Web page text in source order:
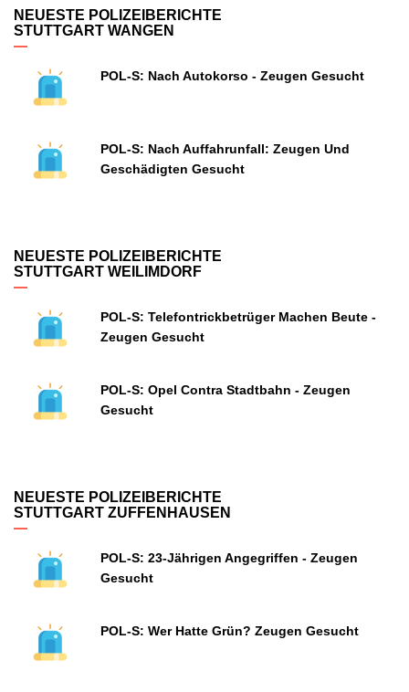
NEUESTE POLIZEIBERICHTE
STUTTGART WANGEN
POL-S: Nach Autokorso - Zeugen Gesucht
POL-S: Nach Auffahrunfall: Zeugen Und
Geschädigten Gesucht
NEUESTE POLIZEIBERICHTE
STUTTGART WEILIMDORF
POL-S: Telefontrickbetrüger Machen Beute -
Zeugen Gesucht
POL-S: Opel Contra Stadtbahn - Zeugen
Gesucht
NEUESTE POLIZEIBERICHTE
STUTTGART ZUFFENHAUSEN
POL-S: 23-Jährigen Angegriffen - Zeugen
Gesucht
POL-S: Wer Hatte Grün? Zeugen Gesucht